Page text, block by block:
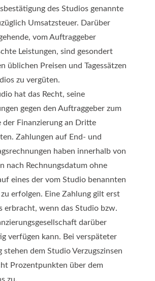
des Studios genannte
Umsatzsteuer. Darüber
vom Auftraggeber
Leistungen, sind gesondert
üblichen Preisen und Tagessätzen
zu vergüten.
hat das Recht, seine
gegen den Auftraggeber zum
der Finanzierung an Dritte
Zahlungen auf End- und
haben innerhalb von
nach Rechnungsdatum ohne
eines der vom Studio benannten
zu erfolgen. Eine Zahlung gilt erst
erbracht, wenn das Studio bzw.
darüber
verfügen kann. Bei verspäteter
stehen dem Studio Verzugszinsen
Prozentpunkten über dem